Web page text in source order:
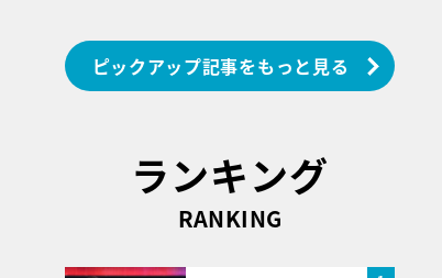
ピックアップ記事をもっと見る
ランキング
RANKING